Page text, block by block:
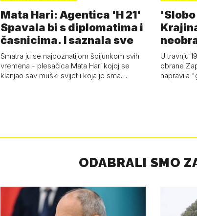
Mata Hari: Agentica 'H 21'
Spavala bi s diplomatima i
časnicima. I saznala sve
Smatra ju se najpoznatijom špijunkom svih
vremena - plesačica Mata Hari kojoj se
klanjao sav muški svijet i koja je sma…
zvao
U travnju
obrane
napravila